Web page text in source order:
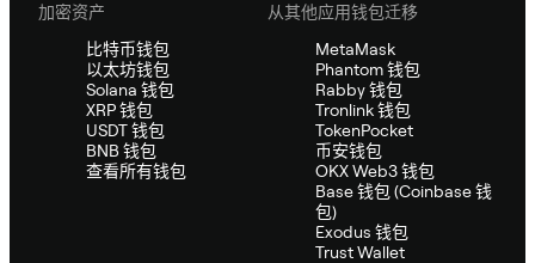
加密资产
比特币钱包
以太坊钱包
Solana 钱包
XRP 钱包
USDT 钱包
BNB 钱包
查看所有钱包
从其他应用钱包迁移
MetaMask
Phantom 钱包
Rabby 钱包
Tronlink 钱包
TokenPocket
币安钱包
OKX Web3 钱包
Base 钱包 (Coinbase 钱
包)
Exodus 钱包
Trust Wallet